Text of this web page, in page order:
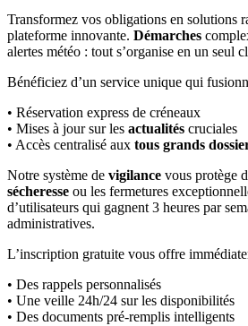
Transformez vos obligations en solutions
plateforme innovante. Démarches
alertes météo : tout s’organise en un seul
Bénéficiez d’un service unique qui
• Réservation express de créneaux
• Mises à jour sur les actualités cruciales
• Accès centralisé aux tous grands
Notre système de vigilance vous protège
sécheresse ou les fermetures
d’utilisateurs qui gagnent 3 heures par
administratives.
L’inscription gratuite vous offre
• Des rappels personnalisés
• Une veille 24h/24 sur les disponibilités
• Des documents pré-remplis intelligents